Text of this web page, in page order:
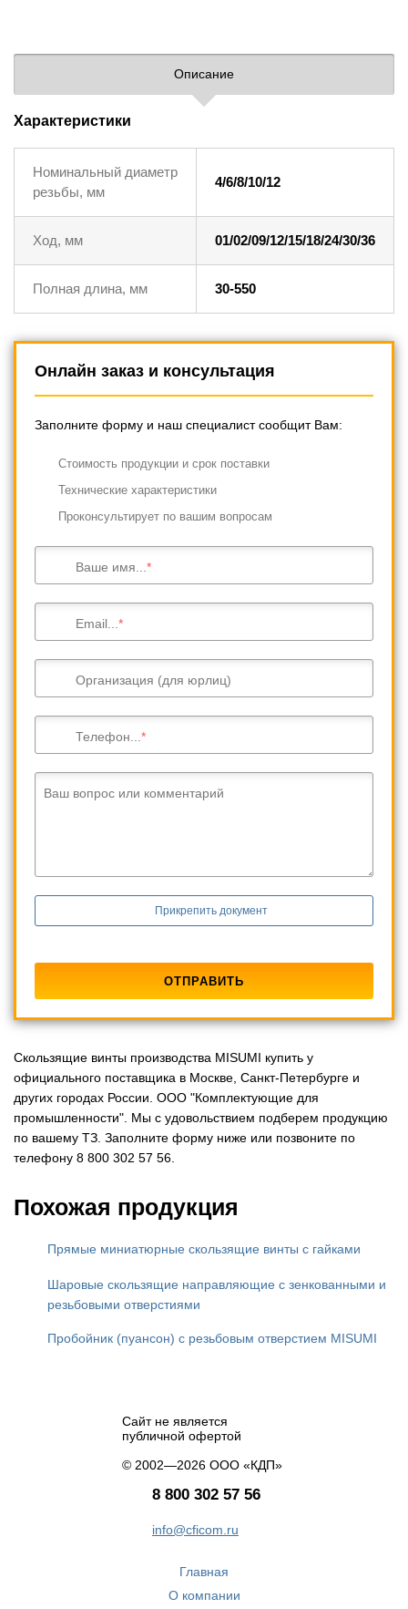
Описание
Характеристики
Номинальный диаметр
резьбы, мм
4/6/8/10/12
Ход, мм 01/02/09/12/15/18/24/30/36
Полная длина, мм 30-550
Онлайн заказ и консультация
Заполните форму и наш специалист сообщит Вам:
Cтоимость продукции и срок поставки
Технические характеристики
Проконсультирует по вашим вопросам
Ваше имя...
Email...
Организация (для юрлиц)
Телефон...
Ваш вопрос или комментарий
Прикрепить документ
Скользящие винты производства MISUMI купить у
официального поставщика в Москве, Санкт-Петербурге и
других городах России. ООО "Комплектующие для
промышленности". Мы с удовольствием подберем продукцию
по вашему ТЗ. Заполните форму ниже или позвоните по
телефону 8 800 302 57 56.
Похожая продукция
Прямые миниатюрные скользящие винты с гайками
Шаровые скользящие направляющие с зенкованными и
резьбовыми отверстиями
Пробойник (пуансон) с резьбовым отверстием MISUMI
Сайт не является
публичной офертой
© 2002—2026 ООО «КДП»
8 800 302 57 56
info@cficom.ru
Главная
О компании